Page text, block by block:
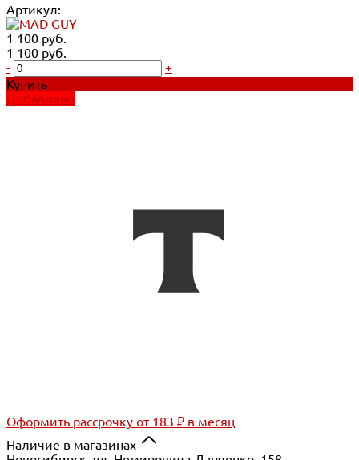
Артикул:
1 100 руб.
1 100 руб.
-
+
Купить
Добавлено
Оформить рассрочку от 183 ₽ в месяц
Наличие в магазинах